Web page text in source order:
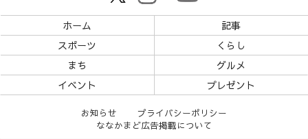
ホーム
記事
スポーツ
くらし
まち
グルメ
イベント
プレゼント
お知らせ
プライバシーポリシー
ななかまど広告掲載について